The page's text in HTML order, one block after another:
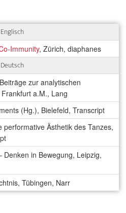
Englisch
Immunity, Zürich, diaphanes
Deutsch
zur analytischen
a.M., Lang
(Hg.), Bielefeld, Transcript
performative Ästhetik des Tanzes,
Denken in Bewegung, Leipzig,
Tübingen, Narr